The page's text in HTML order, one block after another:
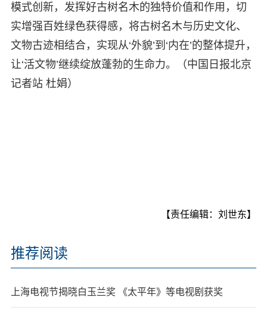
模式创新，发挥好古树名木的独特价值和作用，切
实增强百姓绿色获得感，将古树名木与历史文化、
文物古迹相结合，实现从‘外貌’到‘内在’的整体提升，
让‘活文物’继续绽放蓬勃的生命力。（中国日报北京
记者站 杜娟）
【责任编辑：刘世东】
推荐阅读
上海电视节揭晓白玉兰奖 《太平年》等电视剧获奖